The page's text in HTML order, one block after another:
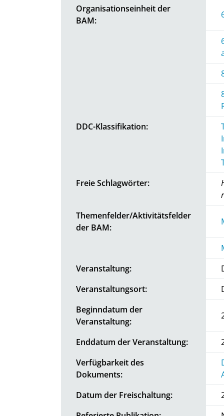
Organisationseinheit der
BAM:
DDC-Klassifikation:
Freie Schlagwörter:
Themenfelder/Aktivitätsfelder
der BAM:
Veranstaltung:
Veranstaltungsort:
Beginndatum der
Veranstaltung:
Enddatum der Veranstaltung:
Verfügbarkeit des
Dokuments:
Datum der Freischaltung: